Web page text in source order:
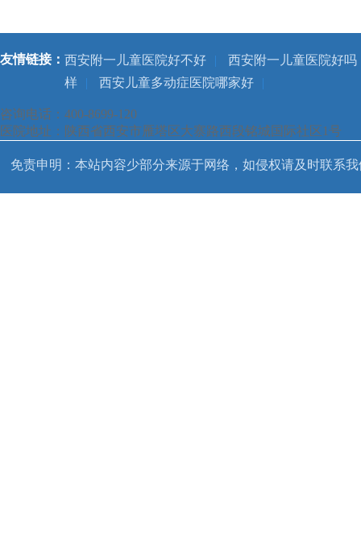
友情链接： 西安附一儿童医院好不好 |
西安附一儿童医院好吗
样
| 西安儿童多动症医院哪家好 |
咨询电话：400-8699-120
医院地址：陕西省西安市雁塔区大寨路西段铭城国际社区1号
免责申明：本站内容少部分来源于网络，如侵权请及时联系